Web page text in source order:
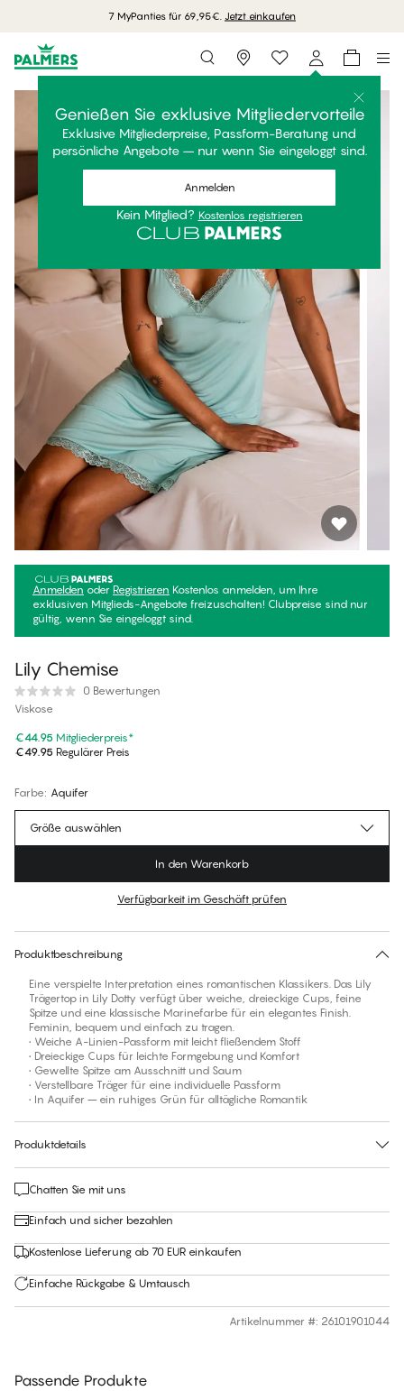
7 MyPanties für 69,95€. Jetzt einkaufen
Storefinder
Genießen Sie exklusive Mitgliedervorteile
Exklusive Mitgliederpreise, Passform-Beratung und
persönliche Angebote – nur wenn Sie eingeloggt sind.
Anmelden
Kein Mitglied? Kostenlos registrieren
Anmelden oder Registrieren Kostenlos anmelden, um Ihre
exklusiven Mitglieds-Angebote freizuschalten! Clubpreise sind nur
gültig, wenn Sie eingeloggt sind.
Lily Chemise
0 Bewertungen
Viskose
€44.95 Mitgliederpreis*
€49.95 Regulärer Preis
Farbe: Aquifer
Für diesen Artikel gibt es keine empfohlene Größe
Größe auswählen
In den Warenkorb
Verfügbarkeit im Geschäft prüfen
Produktbeschreibung
Eine verspielte Interpretation eines romantischen Klassikers. Das Lily
Trägertop in Lily Dotty verfügt über weiche, dreieckige Cups, feine
Spitze und eine klassische Marinefarbe für ein elegantes Finish.
Feminin, bequem und einfach zu tragen.
• Weiche A-Linien-Passform mit leicht fließendem Stoff
• Dreieckige Cups für leichte Formgebung und Komfort
• Gewellte Spitze am Ausschnitt und Saum
• Verstellbare Träger für eine individuelle Passform
• In Aquifer – ein ruhiges Grün für alltägliche Romantik
Produktdetails
Chatten Sie mit uns
Einfach und sicher bezahlen
Kostenlose Lieferung ab 70 EUR einkaufen
Einfache Rückgabe & Umtausch
Artikelnummer #: 26101901044
Passende Produkte